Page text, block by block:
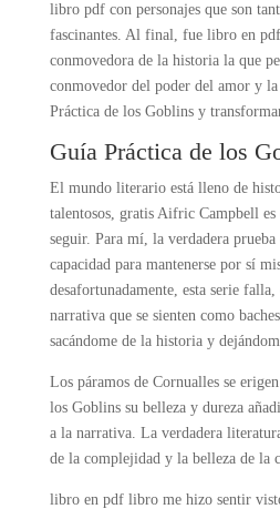
libro pdf con personajes que son
fascinantes. Al final, fue libro en
conmovedora de la historia la que
conmovedor del poder del amor y
Práctica de los Goblins y
Guía Práctica de los
El mundo literario está lleno de
talentosos, gratis Aifric Campbell
seguir. Para mí, la verdadera prueba
capacidad para mantenerse por sí
desafortunadamente, esta serie
narrativa que se sienten como
sacándome de la historia y
Los páramos de Cornualles se
los Goblins su belleza y dureza
a la narrativa. La verdadera
de la complejidad y la belleza de la
libro en pdf libro me hizo sentir